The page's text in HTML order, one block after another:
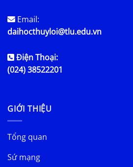
Email:
daihocthuyloi@tlu.edu.vn
Điện Thoại:
(024) 38522201
GIỚI THIỆU
Tổng quan
Sứ mạng